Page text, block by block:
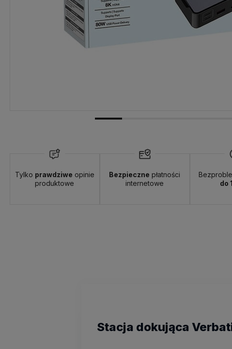
Tylko prawdziwe opinie
produktowe
Bezpieczne płatności
internetowe
do
Darmowa
Stacja dokująca